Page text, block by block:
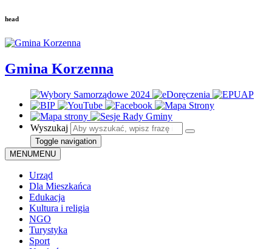
head
Gmina Korzenna
Wyszukaj
Toggle navigation
MENUMENU
Urząd
Dla Mieszkańca
Edukacja
Kultura i religia
NGO
Turystyka
Sport